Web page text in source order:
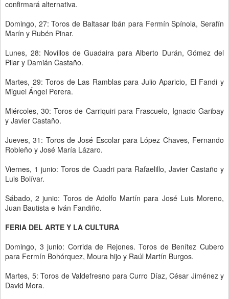
confirmará alternativa.
Domingo, 27: Toros de Baltasar Ibán para Fermín Spínola, Serafín
Marín y Rubén Pinar.
Lunes, 28: Novillos de Guadaira para Alberto Durán, Gómez del
Pilar y Damián Castaño.
Martes, 29: Toros de Las Ramblas para Julio Aparicio, El Fandi y
Miguel Ángel Perera.
Miércoles, 30: Toros de Carriquiri para Frascuelo, Ignacio Garibay
y Javier Castaño.
Jueves, 31: Toros de José Escolar para López Chaves, Fernando
Robleño y José María Lázaro.
Viernes, 1 junio: Toros de Cuadri para Rafaelillo, Javier Castaño y
Luis Bolívar.
Sábado, 2 junio: Toros de Adolfo Martín para José Luis Moreno,
Juan Bautista e Iván Fandiño.
FERIA DEL ARTE Y LA CULTURA
Domingo, 3 junio: Corrida de Rejones. Toros de Benítez Cubero
para Fermín Bohórquez, Moura hijo y Raúl Martín Burgos.
Martes, 5: Toros de Valdefresno para Curro Díaz, César Jiménez y
David Mora.